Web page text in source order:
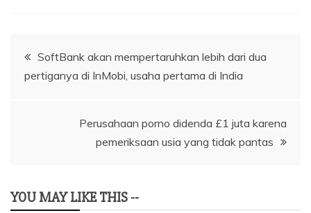
Navigasi
pos
SoftBank akan mempertaruhkan lebih dari dua
pertiganya di InMobi, usaha pertama di India
Perusahaan porno didenda £1 juta karena
pemeriksaan usia yang tidak pantas
YOU MAY LIKE THIS --